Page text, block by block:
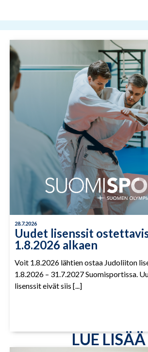
28.7.2026
Uudet lisenssit
1.8.2026 alkaen
Voit 1.8.2026 lähtien ostaa Judoliiton
1.8.2026 – 31.7.2027 Suomisportissa.
lisenssit eivät siis [...]
LUE LISÄÄ